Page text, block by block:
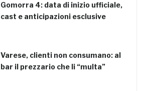
Gomorra 4: data di inizio ufficiale,
cast e anticipazioni esclusive
Varese, clienti non consumano: al
bar il prezzario che li “multa”